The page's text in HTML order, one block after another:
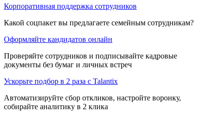
Корпоративная поддержка сотрудников
Какой соцпакет вы предлагаете семейным сотрудникам?
Оформляйте кандидатов онлайн
Проверяйте сотрудников и подписывайте кадровые
документы без бумаг и личных встреч
Ускорьте подбор в 2 раза с Talantix
Автоматизируйте сбор откликов, настройте воронку,
собирайте аналитику в 2 клика